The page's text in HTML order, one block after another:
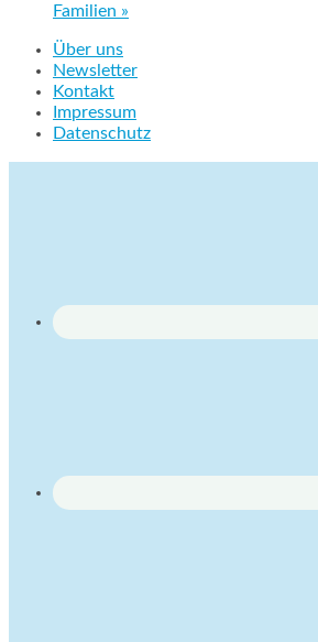
Familien »
Über uns
Newsletter
Kontakt
Impressum
Datenschutz